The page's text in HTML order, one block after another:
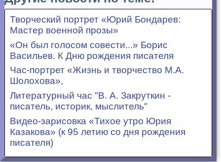
Творческий портрет «Юрий Бондарев:
Мастер военной прозы»
«Он был голосом совести...» Борис
Васильев. К Дню рождения писателя
Час-портрет «Жизнь и творчество М.А.
Шолохова»,
Литературный час "В. А. Закруткин -
писатель, историк, мыслитель"
Видео-зарисовка «Тихое утро Юрия
Казакова» (к 95 летию со дня рождения
писателя)